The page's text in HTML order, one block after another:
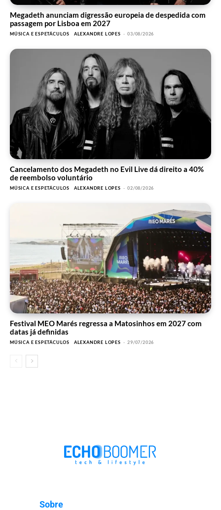
Megadeth anunciam digressão europeia de despedida com
passagem por Lisboa em 2027
MÚSICA E ESPETÁCULOS ALEXANDRE LOPES - 03/08/2026
Cancelamento dos Megadeth no Evil Live dá direito a 40%
de reembolso voluntário
MÚSICA E ESPETÁCULOS ALEXANDRE LOPES - 02/08/2026
Festival MEO Marés regressa a Matosinhos em 2027 com
datas já definidas
MÚSICA E ESPETÁCULOS ALEXANDRE LOPES - 29/07/2026
Sobre